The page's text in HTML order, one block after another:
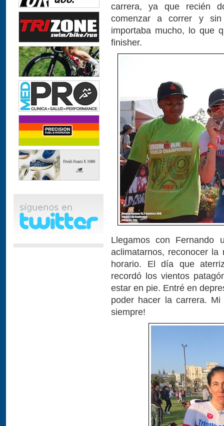
carrera, ya que recién
comenzar a correr y
importaba mucho, lo que
finisher.
Llegamos con Fernando
aclimatarnos, reconocer
horario. El día que
recordó los vientos
estar en pie. Entré en
poder hacer la carrera.
siempre!